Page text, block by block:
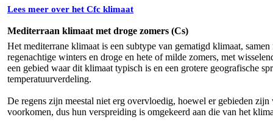
Lees meer over het Cfc klimaat
Mediterraan klimaat met droge zomers (Cs)
Het mediterrane klimaat is een subtype van gematigd klimaat,
regenachtige winters en droge en hete of milde zomers, met
een gebied waar dit klimaat typisch is en een grotere geografische
temperatuurverdeling.
De regens zijn meestal niet erg overvloedig, hoewel er gebieden
voorkomen, dus hun verspreiding is omgekeerd aan die van het